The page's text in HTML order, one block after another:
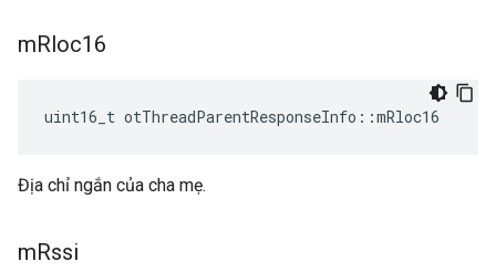
mRloc16
uint16_t otThreadParentResponseInfo ::mRloc16
Địa chỉ ngắn của cha mẹ.
mRssi